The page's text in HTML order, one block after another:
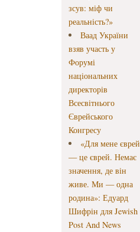
зсув: міф чи
реальність?»
Ваад України
взяв участь у
Форумі
національних
директорів
Всесвітнього
Єврейського
Конгресу
«Для мене єврей
— це єврей. Немає
значення, де він
живе. Ми — одна
родина»: Едуард
Шифрін для Jewish
Post And News